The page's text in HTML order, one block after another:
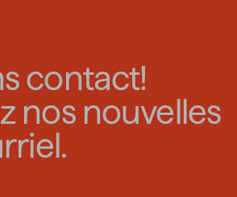
contact!
nos nouvelles